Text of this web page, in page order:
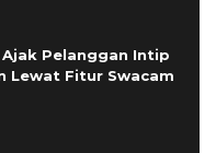
Ajak Pelanggan Intip
Lewat Fitur Swacam